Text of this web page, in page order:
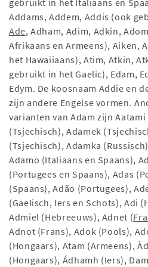
gebruikt in het Italiaans en
Addams, Addem, Addis (ook
Ade, Adham, Adim, Adkin,
Afrikaans en Armeens), Aiken,
het Hawaiiaans), Atim, Atkin,
gebruikt in het Gaelic), Edam,
Edym. De koosnaam Addie en
zijn andere Engelse vormen.
varianten van Adam zijn Aatami
(Tsjechisch), Adamek
(Tsjechisch), Adamka
Adamo (Italiaans en Spaans),
(Portugees en Spaans), Adas
(Spaans), Adão (Portugees),
(Gaelisch, Iers en Schots), Adi
Admiel (Hebreeuws), Adnet (
Adnot (Frans), Adok (Pools),
(Hongaars), Atam (Armeens),
(Hongaars), Ádhamh (Iers),